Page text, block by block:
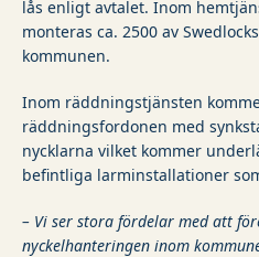
lås enligt avtalet. Inom
monteras ca. 2500 av
kommunen.
Inom räddningstjänsten
räddningsfordonen med
nycklarna vilket kommer
befintliga larminstallationer
– Vi ser stora fördelar med att
nyckelhanteringen inom